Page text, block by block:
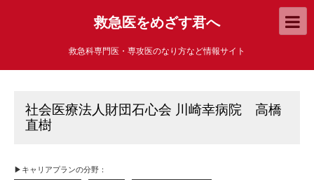
救急医をめざす君へ
救急科専門医・専攻医のなり方など情報サイト
社会医療法人財団石心会 川崎幸病院 高橋
直樹
▶キャリアプランの分野：